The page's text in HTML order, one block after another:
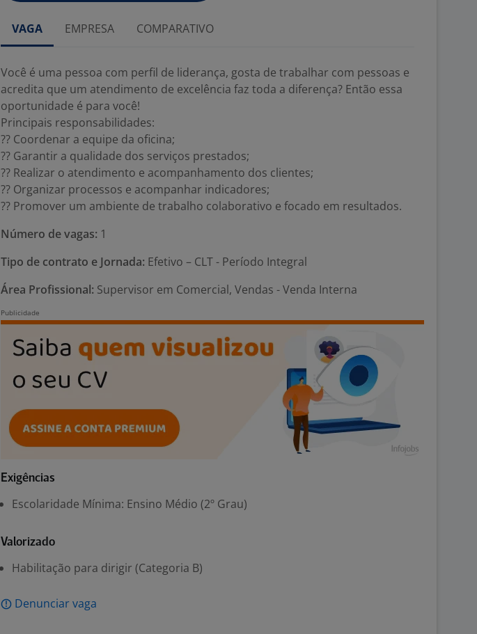
VAGA EMPRESA COMPARATIVO
Você é uma pessoa com perfil de liderança, gosta de trabalhar com pessoas e
acredita que um atendimento de excelência faz toda a diferença? Então essa
oportunidade é para você!
Principais responsabilidades:
?? Coordenar a equipe da oficina;
?? Garantir a qualidade dos serviços prestados;
?? Realizar o atendimento e acompanhamento dos clientes;
?? Organizar processos e acompanhar indicadores;
?? Promover um ambiente de trabalho colaborativo e focado em resultados.
Número de vagas: 1
Tipo de contrato e Jornada: Efetivo – CLT - Período Integral
Área Profissional: Supervisor em Comercial, Vendas - Venda Interna
Exigências
Escolaridade Mínima: Ensino Médio (2º Grau)
Valorizado
Habilitação para dirigir (Categoria B)
Denunciar vaga